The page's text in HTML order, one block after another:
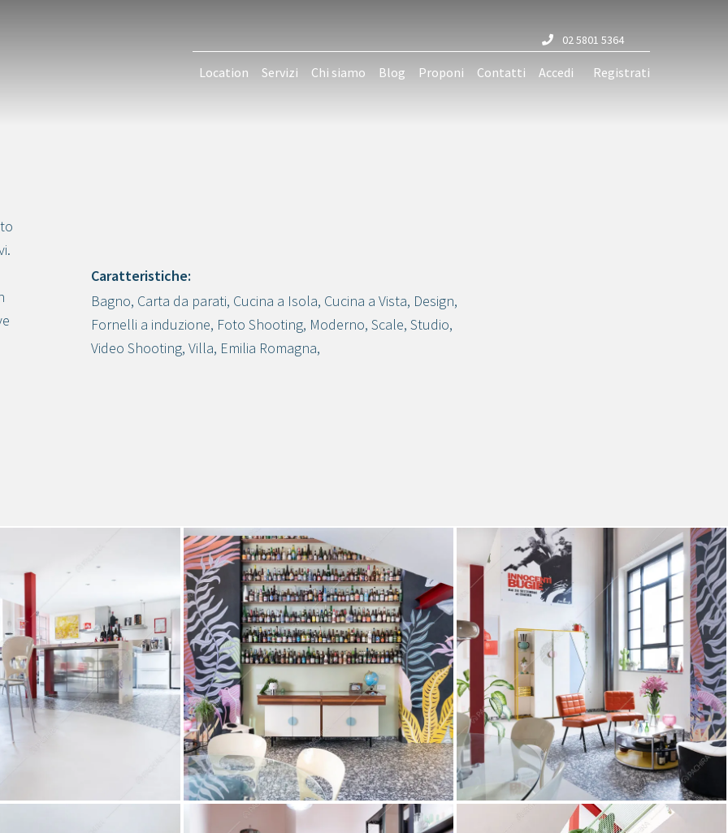
02 5801 5364
Location Servizi Chi siamo Blog Proponi Contatti Accedi Registrati
Crea progetto
Caratteristiche:
Bagno, Carta da parati, Cucina a Isola, Cucina a Vista, Design,
Fornelli a induzione, Foto Shooting, Moderno, Scale, Studio,
Video Shooting, Villa, Emilia Romagna,